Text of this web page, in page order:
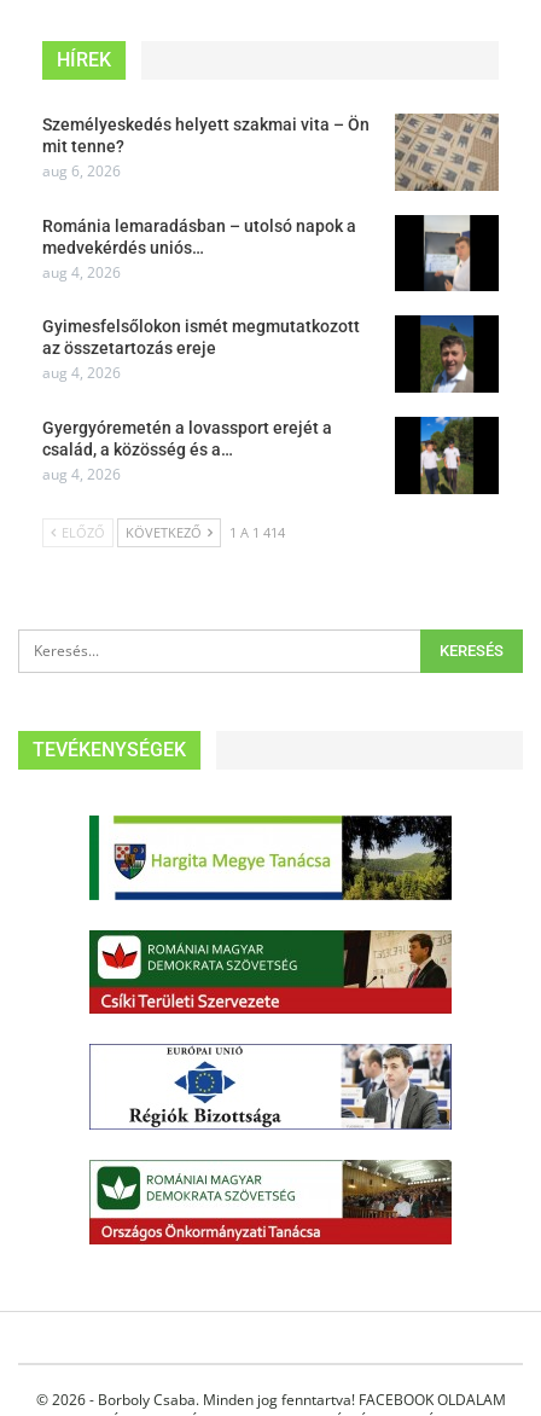
HÍREK
Személyeskedés helyett szakmai vita – Ön
mit tenne?
aug 6, 2026
Románia lemaradásban – utolsó napok a
medvekérdés uniós…
aug 4, 2026
Gyimesfelsőlokon ismét megmutatkozott
az összetartozás ereje
aug 4, 2026
Gyergyóremetén a lovassport erejét a
család, a közösség és a…
aug 4, 2026
ELŐZŐ KÖVETKEZŐ 1 A 1 414
TEVÉKENYSÉGEK
© 2026 - Borboly Csaba. Minden jog fenntartva! FACEBOOK OLDALAM